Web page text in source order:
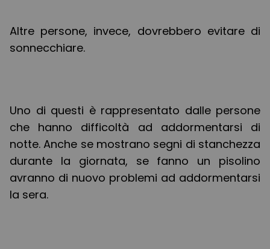
Altre persone, invece, dovrebbero evitare di
sonnecchiare.
Uno di questi è rappresentato dalle persone
che hanno difficoltà ad addormentarsi di
notte. Anche se mostrano segni di stanchezza
durante la giornata, se fanno un pisolino
avranno di nuovo problemi ad addormentarsi
la sera.